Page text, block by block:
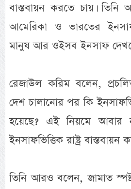
বাস্তবায়ন করতে চায়।
আমেরিকা ও ভারতের
মানুষ আর ওইসব ইনসাফ
রেজাউল করিম বলেন,
দেশ চালানোর পর কি
হয়েছে? এই নিয়মে আবার
ইনসাফভিত্তিক রাষ্ট্র বাস্তবায়ন
তিনি আরও বলেন, জামাত